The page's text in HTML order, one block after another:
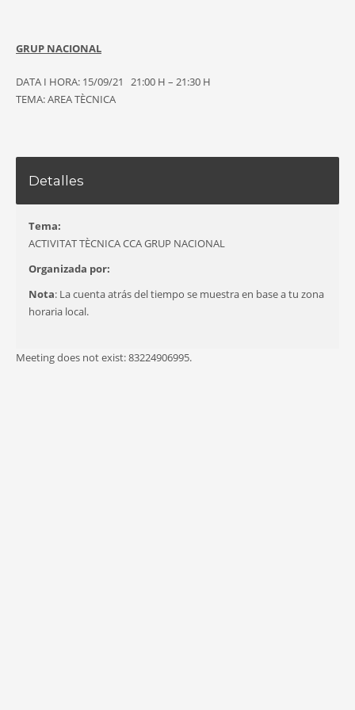
GRUP NACIONAL
DATA I HORA: 15/09/21 21:00 H – 21:30 H
TEMA: AREA TÈCNICA
Detalles
Tema:
ACTIVITAT TÈCNICA CCA GRUP NACIONAL
Organizada por:
Nota: La cuenta atrás del tiempo se muestra en base a tu zona
horaria local.
Meeting does not exist: 83224906995.